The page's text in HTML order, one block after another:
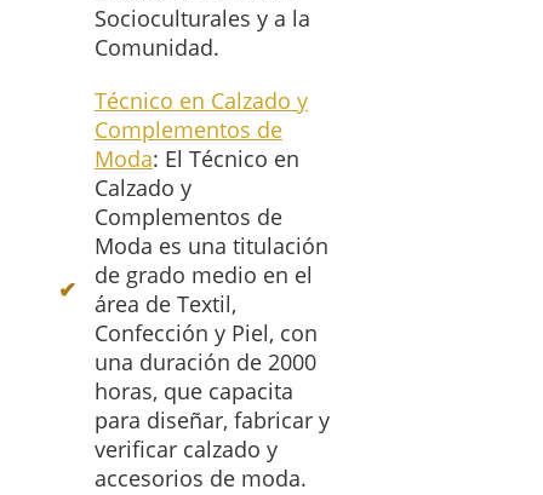
Socioculturales y a la
Comunidad.
Técnico en Calzado y
Complementos de
Moda: El Técnico en
Calzado y
Complementos de
Moda es una titulación
de grado medio en el
área de Textil,
Confección y Piel, con
una duración de 2000
horas, que capacita
para diseñar, fabricar y
verificar calzado y
accesorios de moda.